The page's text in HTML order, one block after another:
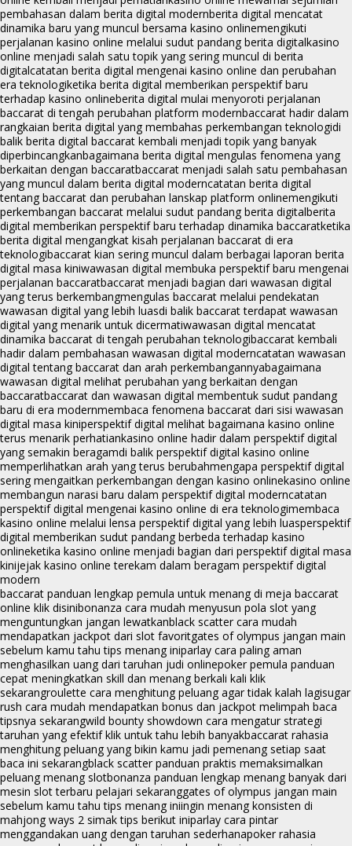
pembahasan dalam berita digital modernberita digital mencatat
dinamika baru yang muncul bersama kasino onlinemengikuti
perjalanan kasino online melalui sudut pandang berita digitalkasino
online menjadi salah satu topik yang sering muncul di berita
digitalcatatan berita digital mengenai kasino online dan perubahan
era teknologiketika berita digital memberikan perspektif baru
terhadap kasino onlineberita digital mulai menyoroti perjalanan
baccarat di tengah perubahan platform modernbaccarat hadir dalam
rangkaian berita digital yang membahas perkembangan teknologidi
balik berita digital baccarat kembali menjadi topik yang banyak
diperbincangkanbagaimana berita digital mengulas fenomena yang
berkaitan dengan baccaratbaccarat menjadi salah satu pembahasan
yang muncul dalam berita digital moderncatatan berita digital
tentang baccarat dan perubahan lanskap platform onlinemengikuti
perkembangan baccarat melalui sudut pandang berita digitalberita
digital memberikan perspektif baru terhadap dinamika baccaratketika
berita digital mengangkat kisah perjalanan baccarat di era
teknologibaccarat kian sering muncul dalam berbagai laporan berita
digital masa kiniwawasan digital membuka perspektif baru mengenai
perjalanan baccaratbaccarat menjadi bagian dari wawasan digital
yang terus berkembangmengulas baccarat melalui pendekatan
wawasan digital yang lebih luasdi balik baccarat terdapat wawasan
digital yang menarik untuk dicermatiwawasan digital mencatat
dinamika baccarat di tengah perubahan teknologibaccarat kembali
hadir dalam pembahasan wawasan digital moderncatatan wawasan
digital tentang baccarat dan arah perkembangannyabagaimana
wawasan digital melihat perubahan yang berkaitan dengan
baccaratbaccarat dan wawasan digital membentuk sudut pandang
baru di era modernmembaca fenomena baccarat dari sisi wawasan
digital masa kiniperspektif digital melihat bagaimana kasino online
terus menarik perhatiankasino online hadir dalam perspektif digital
yang semakin beragamdi balik perspektif digital kasino online
memperlihatkan arah yang terus berubahmengapa perspektif digital
sering mengaitkan perkembangan dengan kasino onlinekasino online
membangun narasi baru dalam perspektif digital moderncatatan
perspektif digital mengenai kasino online di era teknologimembaca
kasino online melalui lensa perspektif digital yang lebih luasperspektif
digital memberikan sudut pandang berbeda terhadap kasino
onlineketika kasino online menjadi bagian dari perspektif digital masa
kinijejak kasino online terekam dalam beragam perspektif digital
modern
baccarat panduan lengkap pemula untuk menang di meja baccarat
online klik disinibonanza cara mudah menyusun pola slot yang
menguntungkan jangan lewatkanblack scatter cara mudah
mendapatkan jackpot dari slot favoritgates of olympus jangan main
sebelum kamu tahu tips menang iniparlay cara paling aman
menghasilkan uang dari taruhan judi onlinepoker pemula panduan
cepat meningkatkan skill dan menang berkali kali klik
sekarangroulette cara menghitung peluang agar tidak kalah lagisugar
rush cara mudah mendapatkan bonus dan jackpot melimpah baca
tipsnya sekarangwild bounty showdown cara mengatur strategi
taruhan yang efektif klik untuk tahu lebih banyakbaccarat rahasia
menghitung peluang yang bikin kamu jadi pemenang setiap saat
baca ini sekarangblack scatter panduan praktis memaksimalkan
peluang menang slotbonanza panduan lengkap menang banyak dari
mesin slot terbaru pelajari sekaranggates of olympus jangan main
sebelum kamu tahu tips menang iniingin menang konsisten di
mahjong ways 2 simak tips berikut iniparlay cara pintar
menggandakan uang dengan taruhan sederhanapoker rahasia